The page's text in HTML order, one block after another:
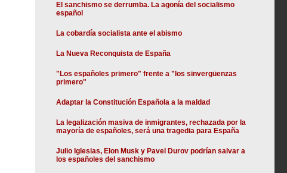
El sanchismo se derrumba. La agonía del socialismo
español
La cobardía socialista ante el abismo
La Nueva Reconquista de España
"Los españoles primero" frente a "los sinvergüenzas
primero"
Adaptar la Constitución Española a la maldad
La legalización masiva de inmigrantes, rechazada por la
mayoría de españoles, será una tragedia para España
Julio Iglesias, Elon Musk y Pavel Durov podrían salvar a
los españoles del sanchismo